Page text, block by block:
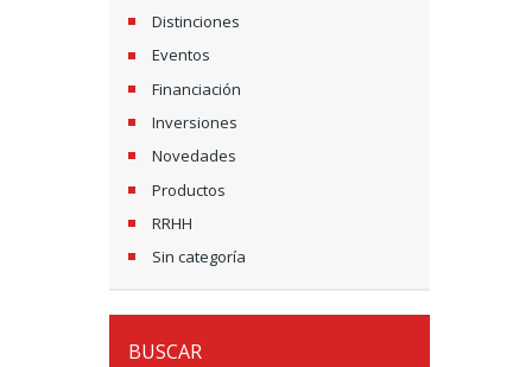
Distinciones
Eventos
Financiación
Inversiones
Novedades
Productos
RRHH
Sin categoría
BUSCAR